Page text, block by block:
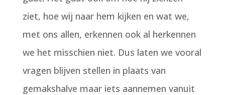
ziet, hoe wij naar hem kijken en wat we,
met ons allen, erkennen ook al herkennen
we het misschien niet. Dus laten we vooral
vragen blijven stellen in plaats van
gemakshalve maar iets aannemen vanuit